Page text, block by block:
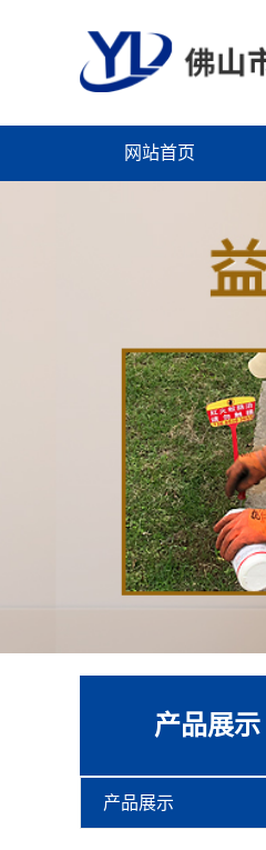
网站首页
产品展示
产品展示